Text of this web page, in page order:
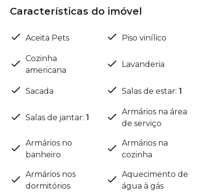
Características do imóvel
Aceita Pets Piso vinílico
Cozinha
americana
Lavanderia
Sacada Salas de estar: 1
Salas de jantar: 1
Armários na área
de serviço
Armários no
banheiro
Armários na
cozinha
Armários nos
dormitórios
Aquecimento de
água à gás